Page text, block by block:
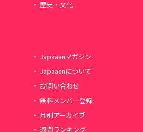
歴史・文化
Japaaanマガジン
Japaaanについて
お問い合わせ
無料メンバー登録
月別アーカイブ
週間ランキング